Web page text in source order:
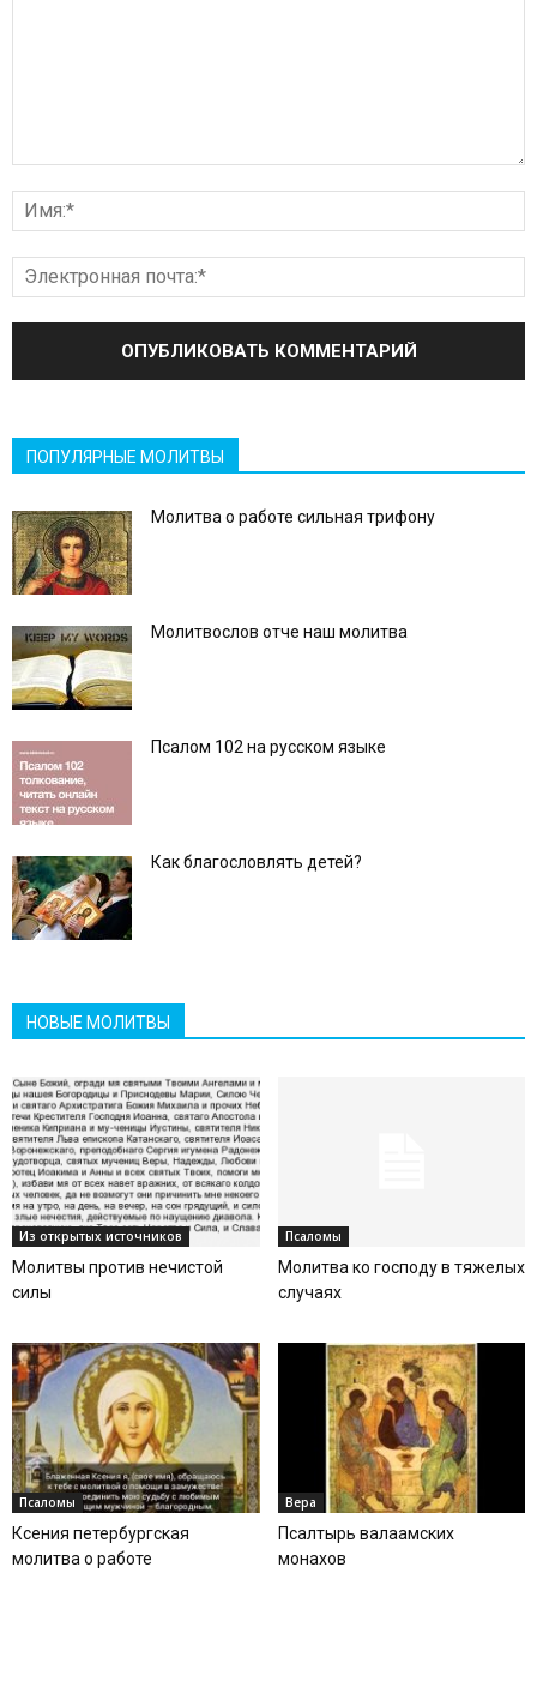
ПОПУЛЯРНЫЕ МОЛИТВЫ
Молитва о работе сильная трифону
Молитвослов отче наш молитва
Псалом 102 на русском языке
Как благословлять детей?
НОВЫЕ МОЛИТВЫ
Из открытых источников
Молитвы против нечистой
силы
Псаломы
Молитва ко господу в тяжелых
случаях
Псаломы
Ксения петербургская
молитва о работе
Вера
Псалтырь валаамских
монахов